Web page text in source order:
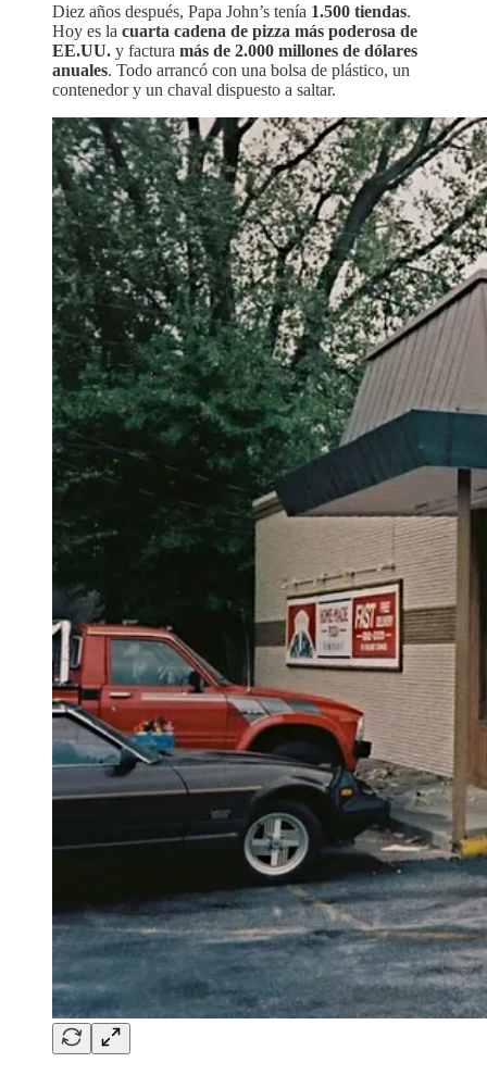
Diez años después, Papa John’s tenía 1.500 tiendas.
Hoy es la cuarta cadena de pizza más poderosa de
EE.UU. y factura más de 2.000 millones de dólares
anuales. Todo arrancó con una bolsa de plástico, un
contenedor y un chaval dispuesto a saltar.